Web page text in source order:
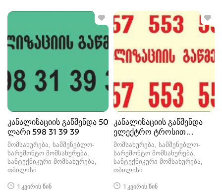
კანალიზაციის გაწმენდა 50
ლარი 598 31 39 39
მომსახურება, სამშენებლო-
სარემონტო მომსახურება,
სანტექნიკური მომსახურება
თბილისი
1 კვირის წინ
კანალიზაციის გაწმენდა
ელექტრო ტროსით
თბილისი
მომსახურება, სამშენებლო-
სარემონტო მომსახურება,
სანტექნიკური მომსახურება
თბილისი
1 კვირის წინ